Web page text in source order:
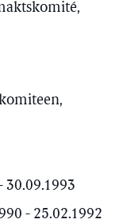
30.09.1993
- 25.02.1992